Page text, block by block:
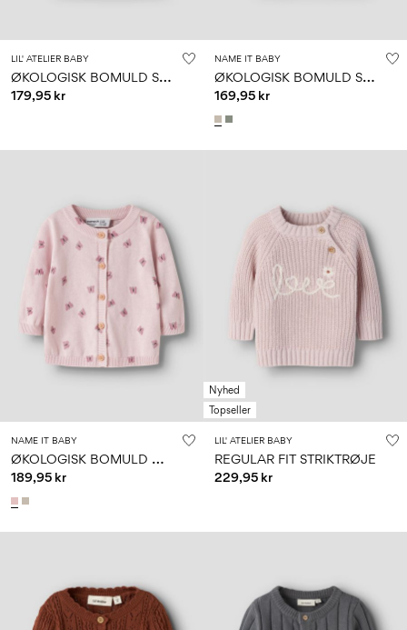
LIL' ATELIER BABY
Ø
KOLOGISK BOMULD SWEATSHIRT
179,95 kr
NAME IT BABY
Ø
KOLOGISK BOMULD STRIKKET CARDIGAN
169,95 kr
NAME IT BABY
Ø
KOLOGISK BOMULD CARDIGAN
189,95 kr
Nyhed
Topseller
LIL' ATELIER BABY
REGULAR FIT STRIKTRØJE
229,95 kr